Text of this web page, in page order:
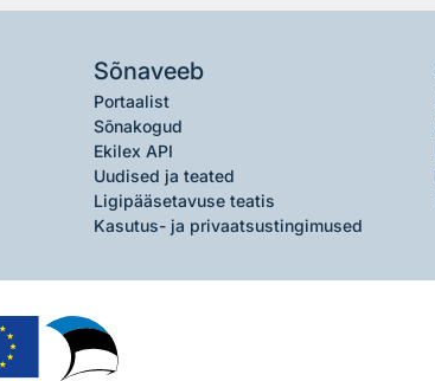
Sõnaveeb
Portaalist
Sõnakogud
Ekilex API
Uudised ja teated
Ligipääsetavuse teatis
Kasutus- ja privaatsustingimused